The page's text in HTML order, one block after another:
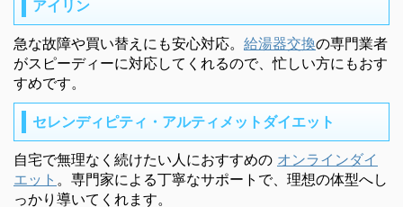
アイリン
急な故障や買い替えにも安心対応。 給湯器交換の専門業者
がスピーディーに対応してくれるので、忙しい方にもおす
すめです。
セレンディピティ・アルティメットダイエット
自宅で無理なく続けたい人におすすめの オンラインダイ
エット 。専門家による丁寧なサポートで、理想の体型へし
っかり導いてくれます。